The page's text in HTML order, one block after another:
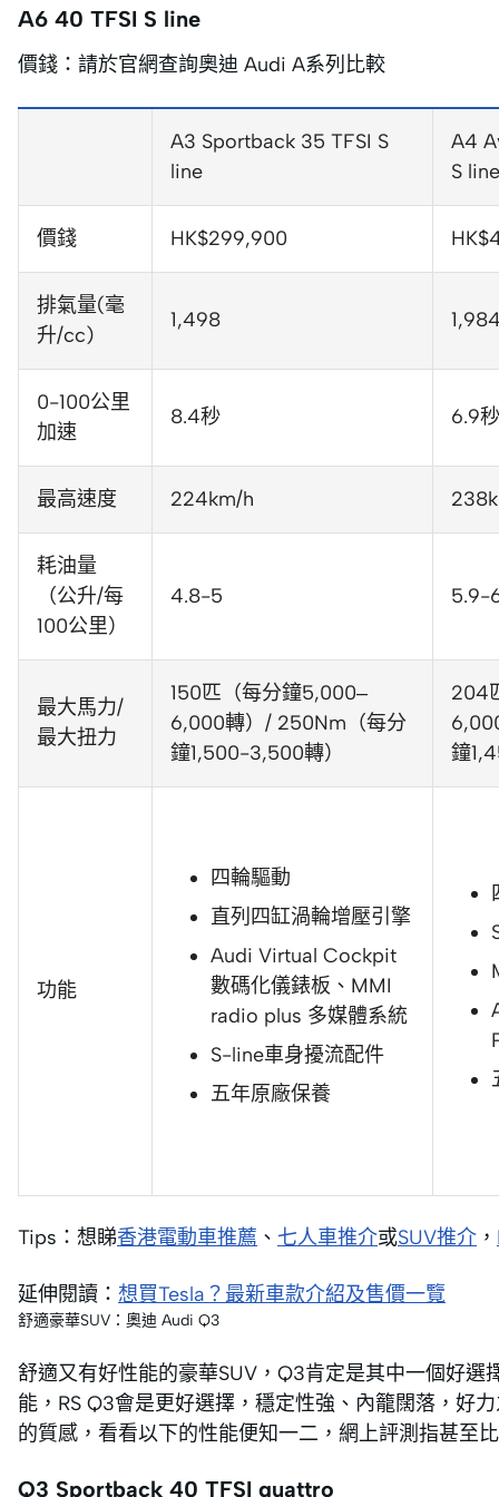
A6 40 TFSI S line
價錢：請於官網查詢奧迪 Audi A系列比較
A3 Sportback 35 TFSI S
line
A4
S line
價錢 HK$299,900
排氣量(毫
升/cc)
1,498
0-100公里
加速
8.4秒 6.9秒
最高速度 224km/h
耗油量
（公升/每
100公里）
4.8-5 5.9-
最大馬力/
最大扭力
150匹（每分鐘5,000–
6,000轉）/ 250Nm（每分
鐘1,500-3,500轉）
204
鐘
功能
四輪驅動
直列四缸渦輪增壓引擎
Audi Virtual Cockpit
數碼化儀錶板、MMI
radio plus 多媒體系統
S-line車身擾流配件
五年原廠保養
Tips：想睇香港電動車推薦 、 七人車推介或SUV推介 ，
延伸閱讀： 想買Tesla？最新車款介紹及售價一覽
舒適豪華SUV：奧迪 Audi Q3
舒適又有好性能的豪華SUV，Q3肯定是其中一個好
能，RS Q3會是更好選擇，穩定性強、內籠闊落，好
的質感，看看以下的性能便知一二，網上評測指甚至
Q3 Sportback 40 TFSI quattro